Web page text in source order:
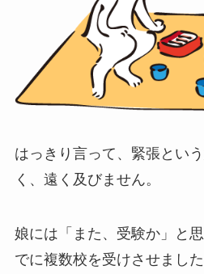
はっきり言って、緊張とい
く、遠く及びません。
娘には「また、受験か」と
でに複数校を受けさせまし